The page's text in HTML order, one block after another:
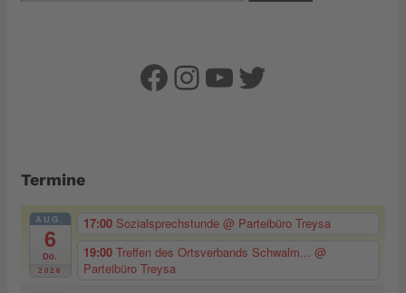
nach:
Facebook
Instagram
YouTube
Twitter
Termine
AUG.
6
Do.
2026
17:00 Sozialsprechstunde @ Parteibüro Treysa
19:00 Treffen des Ortsverbands Schwalm... @
Parteibüro Treysa